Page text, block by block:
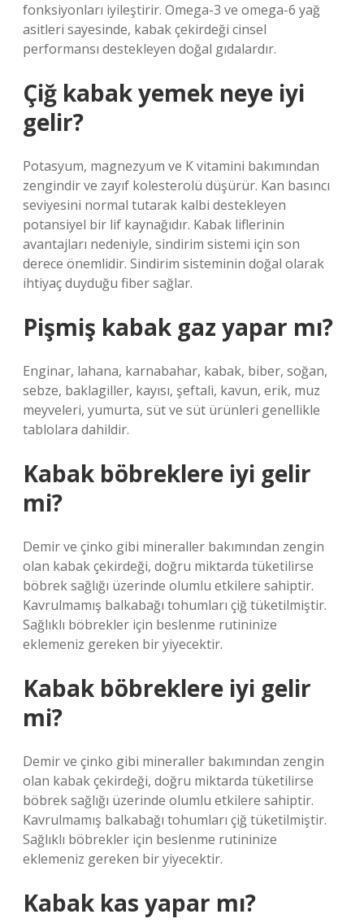
fonksiyonları iyileştirir. Omega-3 ve omega-6 yağ
asitleri sayesinde, kabak çekirdeği cinsel
performansı destekleyen doğal gıdalardır.
Çiğ kabak yemek neye iyi
gelir?
Potasyum, magnezyum ve K vitamini bakımından
zengindir ve zayıf kolesterolü düşürür. Kan basıncı
seviyesini normal tutarak kalbi destekleyen
potansiyel bir lif kaynağıdır. Kabak liflerinin
avantajları nedeniyle, sindirim sistemi için son
derece önemlidir. Sindirim sisteminin doğal olarak
ihtiyaç duyduğu fiber sağlar.
Pişmiş kabak gaz yapar mı?
Enginar, lahana, karnabahar, kabak, biber, soğan,
sebze, baklagiller, kayısı, şeftali, kavun, erik, muz
meyveleri, yumurta, süt ve süt ürünleri genellikle
tablolara dahildir.
Kabak böbreklere iyi gelir
mi?
Demir ve çinko gibi mineraller bakımından zengin
olan kabak çekirdeği, doğru miktarda tüketilirse
böbrek sağlığı üzerinde olumlu etkilere sahiptir.
Kavrulmamış balkabağı tohumları çiğ tüketilmiştir.
Sağlıklı böbrekler için beslenme rutininize
eklemeniz gereken bir yiyecektir.
Kabak böbreklere iyi gelir
mi?
Demir ve çinko gibi mineraller bakımından zengin
olan kabak çekirdeği, doğru miktarda tüketilirse
böbrek sağlığı üzerinde olumlu etkilere sahiptir.
Kavrulmamış balkabağı tohumları çiğ tüketilmiştir.
Sağlıklı böbrekler için beslenme rutininize
eklemeniz gereken bir yiyecektir.
Kabak kas yapar mı?